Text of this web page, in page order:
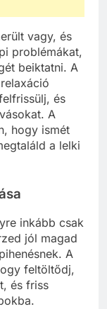
vagy, és
problémákat,
beiktatni. A
és
A
hogy ismét
a lelki
inkább csak
jól magad
A
feltöltődj,
és friss